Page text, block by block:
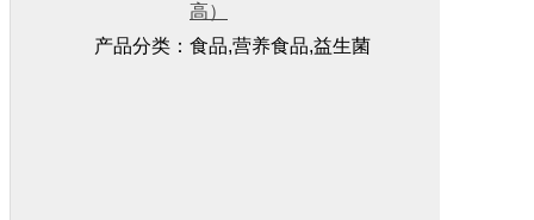
高）
产品分类：食品,营养食品,益生菌